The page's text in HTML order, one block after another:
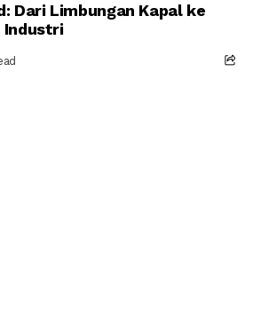
Dari Limbungan Kapal ke
Industri